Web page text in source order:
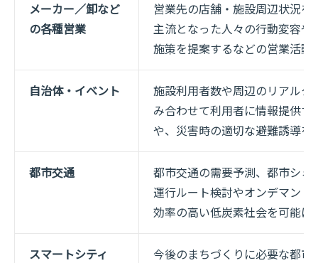
メーカー／卸など
の各種営業
営業先の店舗・施設周辺状況
主流となった人々の行動変容
施策を提案するなどの営業活動
自治体・イベント
施設利用者数や周辺のリアル
み合わせて利用者に情報提供
や、災害時の適切な避難誘導を
都市交通
都市交通の需要予測、都市シ
運行ルート検討やオンデマン
効率の高い低炭素社会を可能に
スマートシティ
今後のまちづくりに必要な都